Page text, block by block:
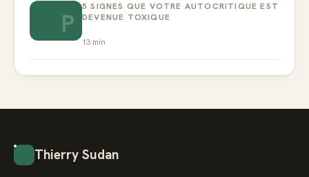
P
5 SIGNES QUE VOTRE AUTOCRITIQUE EST
DEVENUE TOXIQUE
13 min
Thierry Sudan